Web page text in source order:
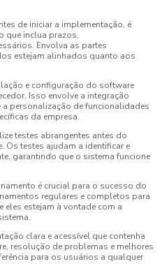
de iniciar a implementação, é
que inclua prazos,
Envolva as partes
estejam alinhados quanto aos
e configuração do software
Isso envolve a integração
a personalização de funcionalidades
da empresa.
testes abrangentes antes do
testes ajudam a identificar e
garantindo que o sistema funcione
é crucial para o sucesso do
regulares e completos para
estejam à vontade com a
clara e acessível que contenha
resolução de problemas e melhores
para os usuários a qualquer